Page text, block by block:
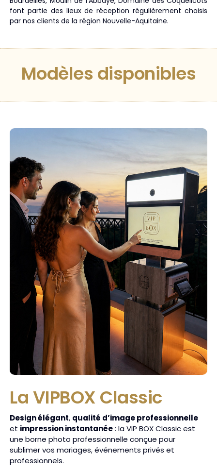
font partie des lieux de réception régulièrement choisis
par nos clients de la région Nouvelle-Aquitaine.
Modèles disponibles
La VIPBOX Classic
Design élégant, qualité d’image professionnelle
et impression instantanée: la VIP BOX Classic est
une borne photo professionnelle conçue pour
sublimer vos mariages, événements privés et
professionnels.